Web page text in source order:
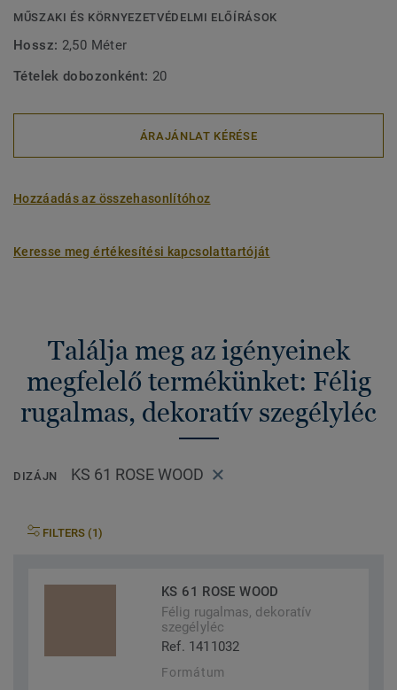
MŰSZAKI ÉS KÖRNYEZETVÉDELMI ELŐÍRÁSOK
Hossz: 2,50 Méter
Tételek dobozonként: 20
ÁRAJÁNLAT KÉRÉSE
Hozzáadás az összehasonlítóhoz
Keresse meg értékesítési kapcsolattartóját
Találja meg az igényeinek
megfelelő termékünket: Félig
rugalmas, dekoratív szegélyléc
DIZÁJN KS 61 ROSE WOOD
FILTERS (1)
KS 61 ROSE WOOD
Félig rugalmas, dekoratív
szegélyléc
Ref. 1411032
Formátum